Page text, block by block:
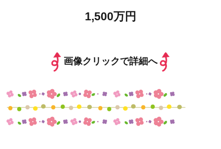
1,500万円
画像クリックで詳細へ